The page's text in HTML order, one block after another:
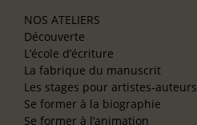
NOS ATELIERS
Découverte
L’école d’écriture
La fabrique du manuscrit
Les stages pour artistes-auteurs
Se former à la biographie
Se former à l’animation